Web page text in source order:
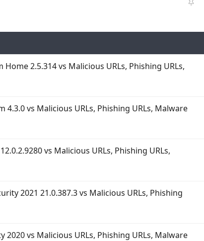
y
l
2.5.314 vs Malicious URLs, Phishing URLs,
vs Malicious URLs, Phishing URLs, Malware
vs Malicious URLs, Phishing URLs,
2021 21.0.387.3 vs Malicious URLs, Phishing
vs Malicious URLs, Phishing URLs, Malware